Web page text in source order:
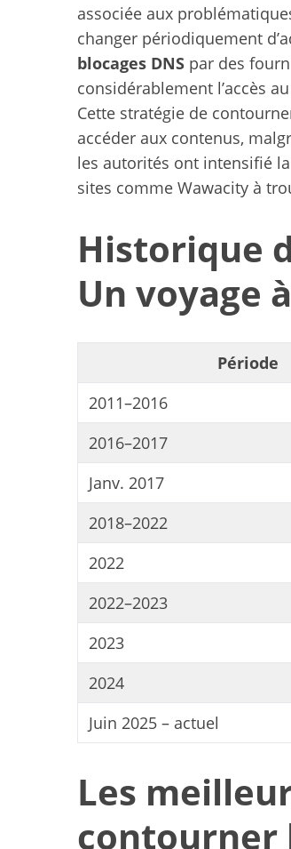
associée aux
changer périodiquement
blocages DNS par des
considérablement l’accès
Cette stratégie de
accéder aux contenus,
les autorités ont intensifié
sites comme Wawacity à
Historique
Un voyage
Période
2011–2016
2016–2017
Janv. 2017
2018–2022
2022
2022–2023
2023
2024
Juin 2025 – actuel
Les
contourner